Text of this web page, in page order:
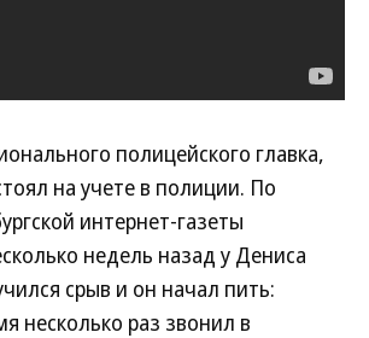
полицейского главка,
на учете в полиции. По
интернет-газеты
недель назад у Дениса
срыв и он начал пить:
несколько раз звонил в